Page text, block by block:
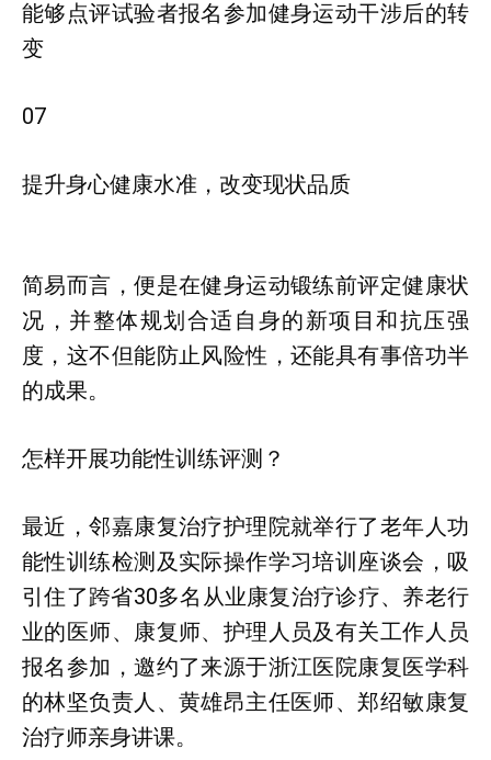
能够点评试验者报名参加健身运动干涉后的转
变
07
提升身心健康水准，改变现状品质
简易而言，便是在健身运动锻练前评定健康状
况，并整体规划合适自身的新项目和抗压强
度，这不但能防止风险性，还能具有事倍功半
的成果。
怎样开展功能性训练评测？
最近，邻嘉康复治疗护理院就举行了老年人功
能性训练检测及实际操作学习培训座谈会，吸
引住了跨省30多名从业康复治疗诊疗、养老行
业的医师、康复师、护理人员及有关工作人员
报名参加，邀约了来源于浙江医院康复医学科
的林坚负责人、黄雄昂主任医师、郑绍敏康复
治疗师亲身讲课。